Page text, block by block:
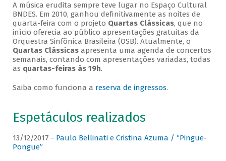
A música erudita sempre teve lugar no Espaço Cultural
BNDES. Em 2010, ganhou definitivamente as noites de
quarta-feira com o projeto Quartas Clássicas, que no
início oferecia ao público apresentações gratuitas da
Orquestra Sinfônica Brasileira (OSB). Atualmente, o
Quartas Clássicasapresenta uma agenda de concertos
semanais, contando com apresentações variadas, todas
as quartas-feiras às 19h.
Saiba como funciona a reserva de ingressos.
Espetáculos realizados
13/12/2017 - Paulo Bellinati e Cristina Azuma / “Pingue-
Pongue”